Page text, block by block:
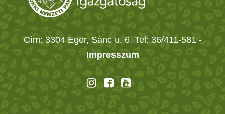
Cím: 3304 Eger, Sánc u. 6. Tel: 36/411-581 -
Impresszum